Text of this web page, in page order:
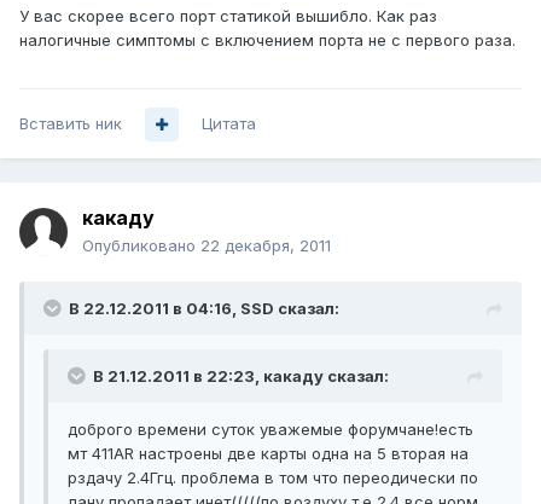
У вас скорее всего порт статикой вышибло. Как раз
налогичные симптомы с включением порта не с первого раза.
Вставить ник Цитата
какаду
Опубликовано 22 декабря, 2011
В 22.12.2011 в 04:16, SSD сказал:
В 21.12.2011 в 22:23, какаду сказал:
доброго времени суток уважемые форумчане!есть
мт 411AR настроены две карты одна на 5 вторая на
рздачу 2.4Ггц. проблема в том что переодически по